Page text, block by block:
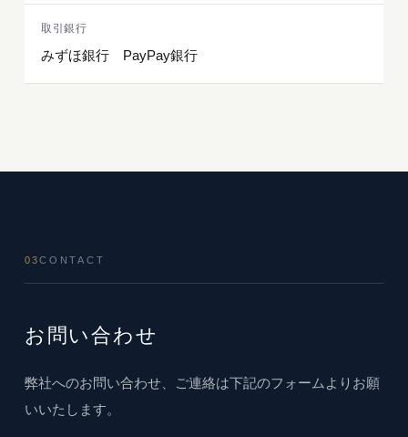
取引銀行
みずほ銀行 PayPay銀行
03CONTACT
お問い合わせ
弊社へのお問い合わせ、ご連絡は下記のフォームよりお願
いいたします。